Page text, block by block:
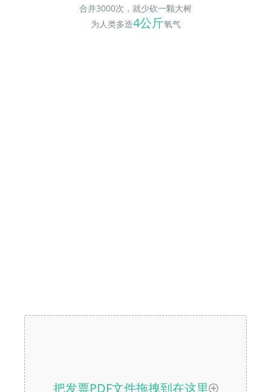
合并3000次，就少砍一颗大树
为人类多造4公斤氧气
把发票PDF文件拖拽到在这里